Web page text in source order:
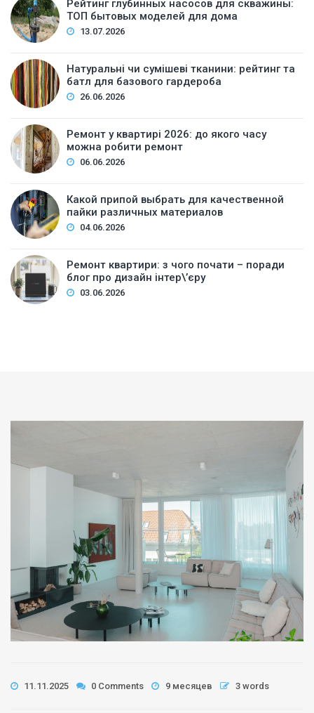
Рейтинг глубинных насосов для скважины:
ТОП бытовых моделей для дома
13.07.2026
Натуральні чи сумішеві тканини: рейтинг та
батл для базового гардероба
26.06.2026
Ремонт у квартирі 2026: до якого часу
можна робити ремонт
06.06.2026
Какой припой выбрать для качественной
пайки различных материалов
04.06.2026
Ремонт квартири: з чого почати – поради
блог про дизайн інтер\’єру
03.06.2026
11.11.2025 0 Comments 9 месяцев 3 words